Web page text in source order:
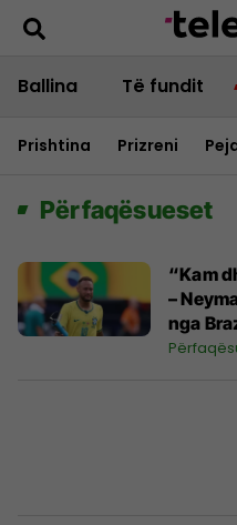
Ballina Të fundit
Prishtina Prizreni
Përfaqësueset
“Kam
–
nga